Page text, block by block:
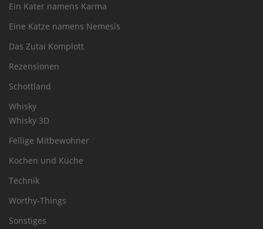
Ein Kater namens Karma
Eine Katze namens Nemesis
Das Zutai Komplott
Rezensionen
Schottland
Whisky
Whisky 3D
Fellige Mitbewohner
Kochen und Küche
Technik
Worthy-Things
Sonstiges